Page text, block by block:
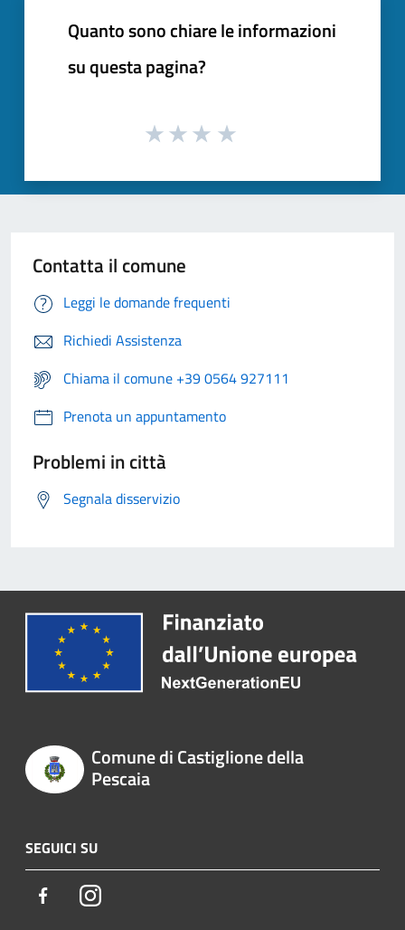
Quanto sono chiare le informazioni
su questa pagina?
Contatta il comune
Leggi le domande frequenti
Richiedi Assistenza
Chiama il comune +39 0564 927111
Prenota un appuntamento
Problemi in città
Segnala disservizio
Comune di Castiglione della
Pescaia
SEGUICI SU
FacebookInstagram